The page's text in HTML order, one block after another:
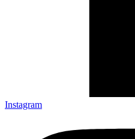
Instagram